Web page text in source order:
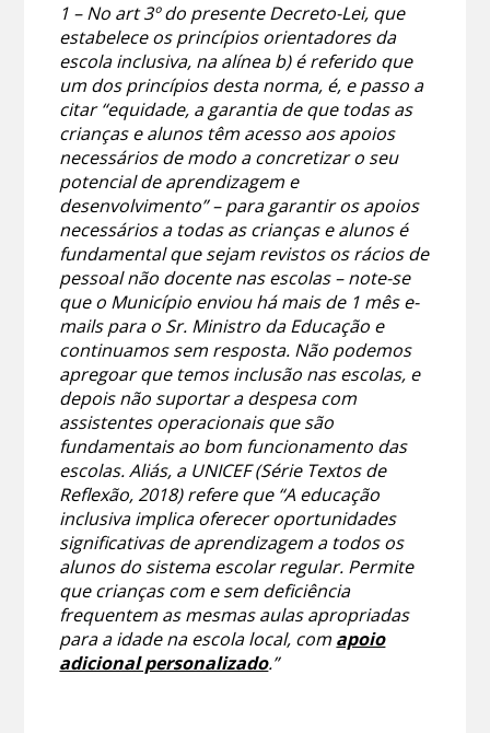
1 – No art 3º do presente Decreto-Lei, que
estabelece os princípios orientadores da
escola inclusiva, na alínea b) é referido que
um dos princípios desta norma, é, e passo a
citar “equidade, a garantia de que todas as
crianças e alunos têm acesso aos apoios
necessários de modo a concretizar o seu
potencial de aprendizagem e
desenvolvimento” – para garantir os apoios
necessários a todas as crianças e alunos é
fundamental que sejam revistos os rácios de
pessoal não docente nas escolas – note-se
que o Município enviou há mais de 1 mês e-
mails para o Sr. Ministro da Educação e
continuamos sem resposta. Não podemos
apregoar que temos inclusão nas escolas, e
depois não suportar a despesa com
assistentes operacionais que são
fundamentais ao bom funcionamento das
escolas. Aliás, a UNICEF (Série Textos de
Reflexão, 2018) refere que “A educação
inclusiva implica oferecer oportunidades
significativas de aprendizagem a todos os
alunos do sistema escolar regular. Permite
que crianças com e sem deficiência
frequentem as mesmas aulas apropriadas
para a idade na escola local, com apoio
adicional personalizado.”